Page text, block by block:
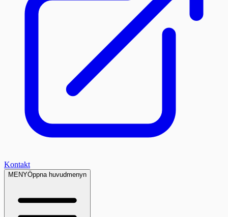
Kontakt
MENYÖppna huvudmenyn